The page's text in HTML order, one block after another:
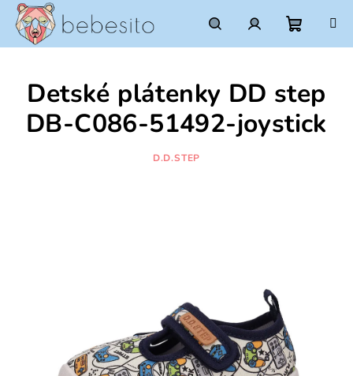
Prejsť
obsah
HľadaťPrihlásenie
košík
Detské plátenky DD step
DB-C086-51492-joystick
D.D.STEP